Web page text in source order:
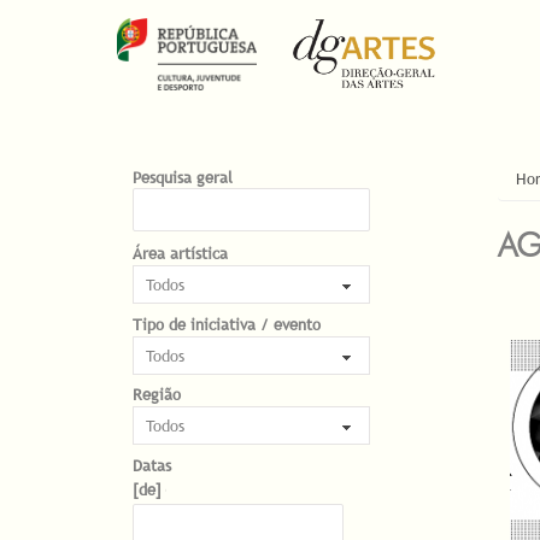
Pesquisa geral
Área artística
Tipo de iniciativa / evento
Região
Datas
Datas
Date